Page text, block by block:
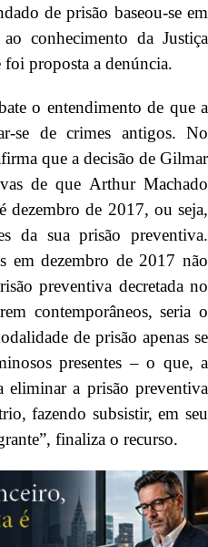
de prisão baseou-se em
conhecimento da Justiça
proposta a denúncia.
o entendimento de que a
se de crimes antigos. No
que a decisão de Gilmar
de que Arthur Machado
dezembro de 2017, ou seja,
da sua prisão preventiva.
em dezembro de 2017 não
preventiva decretada no
contemporâneos, seria o
de prisão apenas se
presentes – o que, a
eliminar a prisão preventiva
fazendo subsistir, em seu
finaliza o recurso.